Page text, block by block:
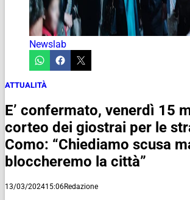
Newslab
ATTUALITÀ
E’ confermato, venerdì 15
corteo dei giostrai per le
Como: “Chiediamo scusa
bloccheremo la città”
13/03/202415:06Redazione